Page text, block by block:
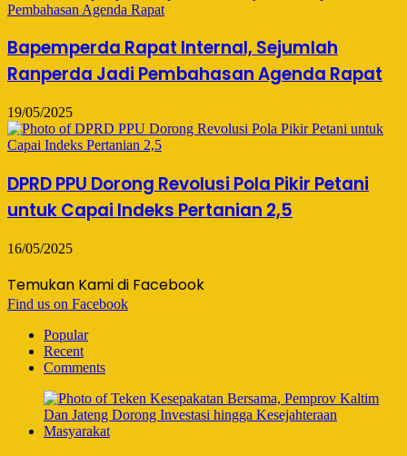
Bapemperda Rapat Internal, Sejumlah
Ranperda Jadi Pembahasan Agenda Rapat
19/05/2025
DPRD PPU Dorong Revolusi Pola Pikir Petani
untuk Capai Indeks Pertanian 2,5
16/05/2025
Temukan Kami di Facebook
Find us on Facebook
Popular
Recent
Comments